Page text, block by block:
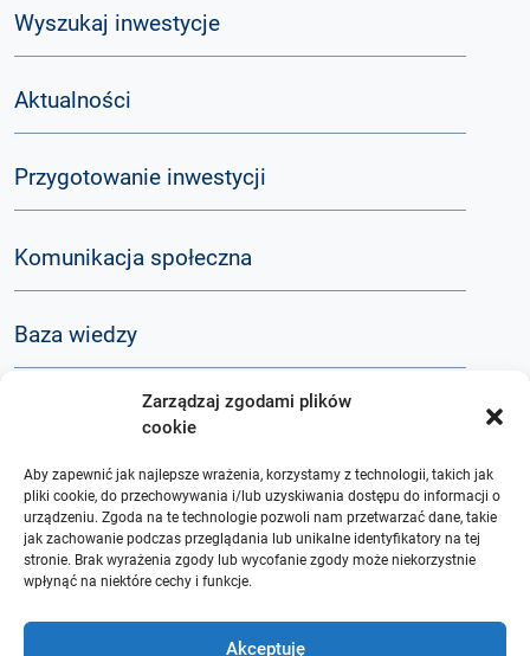
Zarządzaj zgodami plików
cookie
Aby zapewnić jak najlepsze wrażenia, korzystamy z technologii, takich jak
pliki cookie, do przechowywania i/lub uzyskiwania dostępu do informacji o
urządzeniu. Zgoda na te technologie pozwoli nam przetwarzać dane, takie
jak zachowanie podczas przeglądania lub unikalne identyfikatory na tej
stronie. Brak wyrażenia zgody lub wycofanie zgody może niekorzystnie
wpłynąć na niektóre cechy i funkcje.
Akceptuję
Wyszukaj inwestycje
Aktualności
Przygotowanie inwestycji
Komunikacja społeczna
Baza wiedzy
O nas